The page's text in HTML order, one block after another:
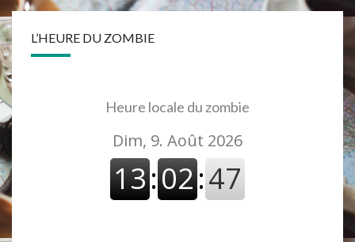
L’HEURE DU ZOMBIE
Heure locale du zombie